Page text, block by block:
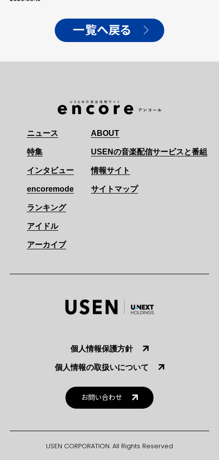
一覧へ戻る
ニュース
特集
インタビュー
encoremode
ランキング
アイドル
アーカイブ
ABOUT
USENの音楽配信サービスと番組
情報サイト
サイトマップ
個人情報保護方針
個人情報の取扱いについて
お問い合わせ
USEN CORPORATION. All Rights Reserved